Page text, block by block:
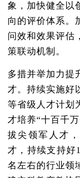
象，加快健全以
向的评价体系。
问效和效果评估
策联动机制。
多措并举加力提
才。持续实施好
等省级人才计划
才培养“十百千
拔尖领军人才
才，持续支持好
名左右的行业领